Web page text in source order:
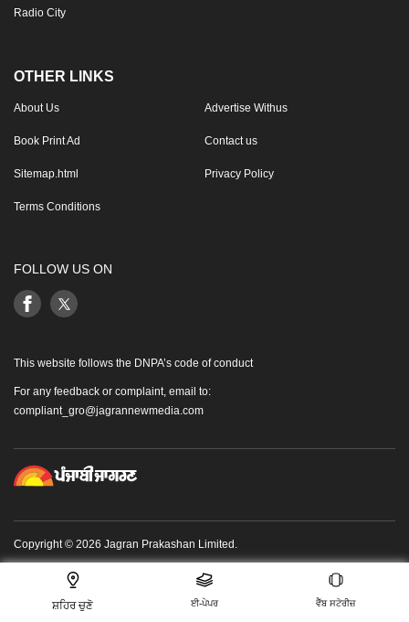
ਸ਼ਹਿਰ ਚੁਣੋ ਈ-ਪੇਪਰ ਵੈੱਬ ਸਟੋਰੀਜ਼
Radio City
OTHER LINKS
About Us Advertise Withus
Book Print Ad Contact us
Sitemap.html Privacy Policy
Terms Conditions
FOLLOW US ON
This website follows the DNPA’s code of conduct
For any feedback or complaint, email to:
compliant_gro@jagrannewmedia.com
Copyright © 2026 Jagran Prakashan Limited.